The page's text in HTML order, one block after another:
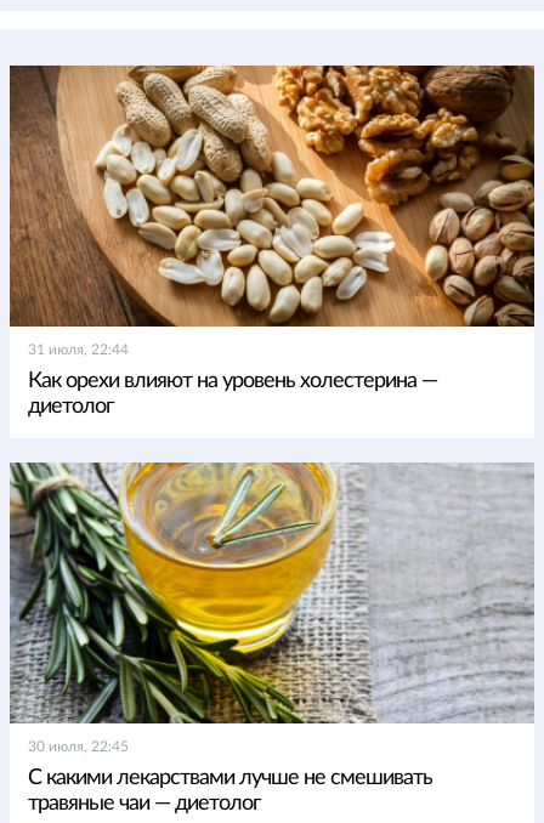
31 июля, 22:44
Как орехи влияют на уровень холестерина —
диетолог
30 июля, 22:45
С какими лекарствами лучше не смешивать
травяные чаи — диетолог